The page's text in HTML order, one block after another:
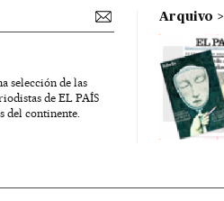
selección de las
de EL PAÍS
del continente.
Arquivo